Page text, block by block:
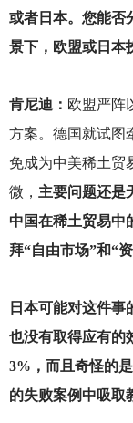
或者日本。您能否
景下，欧盟或日本
肯尼迪： 欧盟严阵
方案。德国就试图
免成为中美稀土贸
微， 主要问题还是
中国在稀土贸易中
拜“自由市场”和“资
日本可能对这件
也没有取得应有的
3%，而且奇怪的
的失败案例中吸取